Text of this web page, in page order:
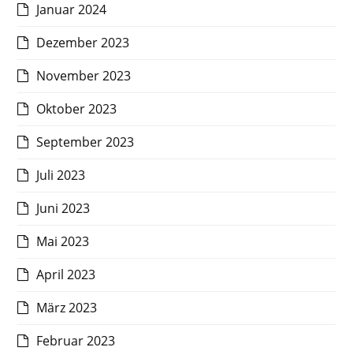
Januar 2024
Dezember 2023
November 2023
Oktober 2023
September 2023
Juli 2023
Juni 2023
Mai 2023
April 2023
März 2023
Februar 2023